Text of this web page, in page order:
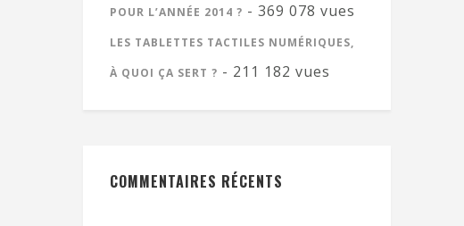
POUR L’ANNÉE 2014 ? - 369 078 vues
LES TABLETTES TACTILES NUMÉRIQUES,
À QUOI ÇA SERT ? - 211 182 vues
COMMENTAIRES RÉCENTS